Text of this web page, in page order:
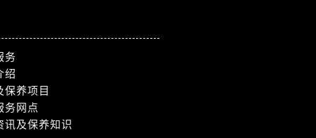
务
绍
保养项目
务网点
讯及保养知识